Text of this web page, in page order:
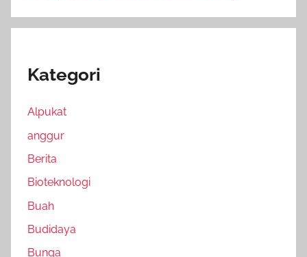
Kategori
Alpukat
anggur
Berita
Bioteknologi
Buah
Budidaya
Bunga